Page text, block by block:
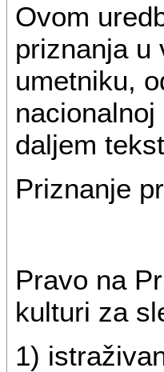
Ovom
priznanja u
umetniku,
daljem
Priznanje
Pravo na
kulturi za
1)